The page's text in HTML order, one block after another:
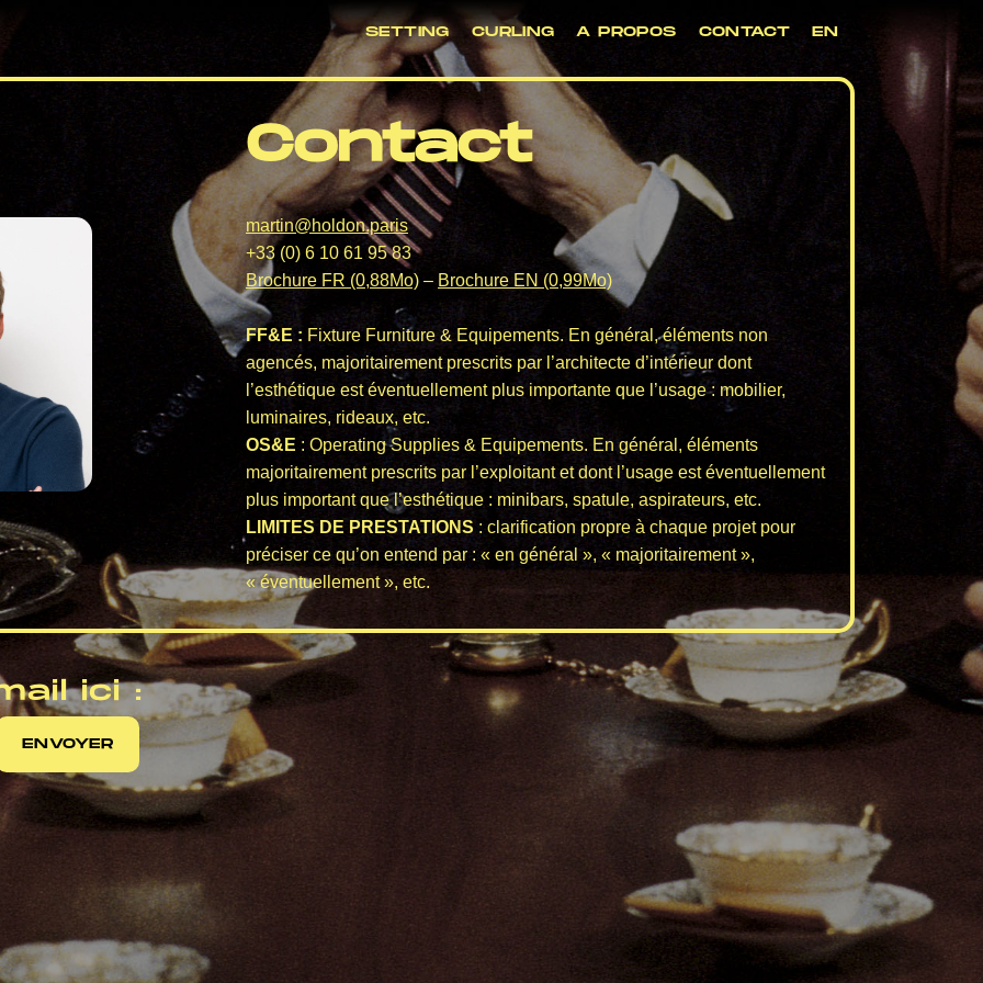
SETTING CURLING A PROPOS CONTACT EN
Contact
martin@holdon.paris
+33 (0) 6 10 61 95 83
Brochure FR (0,88Mo) – Brochure EN (0,99Mo)
FF&E : Fixture Furniture & Equipements. En général, éléments non
agencés, majoritairement prescrits par l’architecte d’intérieur dont
l’esthétique est éventuellement plus importante que l’usage : mobilier,
luminaires, rideaux, etc.
OS&E : Operating Supplies & Equipements. En général, éléments
majoritairement prescrits par l’exploitant et dont l’usage est éventuellement
plus important que l’esthétique : minibars, spatule, aspirateurs, etc.
LIMITES DE PRESTATIONS : clarification propre à chaque projet pour
préciser ce qu’on entend par : « en général », « majoritairement »,
« éventuellement », etc.
ici :
ENVOYER